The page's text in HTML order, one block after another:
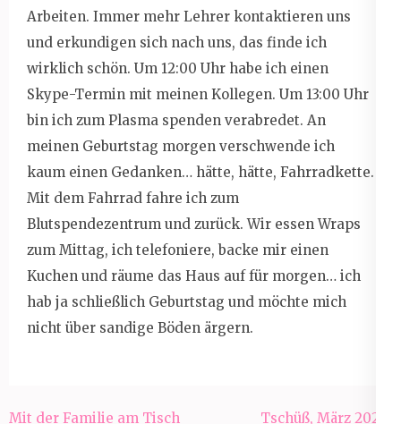
Arbeiten. Immer mehr Lehrer kontaktieren uns
und erkundigen sich nach uns, das finde ich
wirklich schön. Um 12:00 Uhr habe ich einen
Skype-Termin mit meinen Kollegen. Um 13:00 Uhr
bin ich zum Plasma spenden verabredet. An
meinen Geburtstag morgen verschwende ich
kaum einen Gedanken… hätte, hätte, Fahrradkette.
Mit dem Fahrrad fahre ich zum
Blutspendezentrum und zurück. Wir essen Wraps
zum Mittag, ich telefoniere, backe mir einen
Kuchen und räume das Haus auf für morgen… ich
hab ja schließlich Geburtstag und möchte mich
nicht über sandige Böden ärgern.
Beitragsnavigation
Mit der Familie am Tisch Tschüß, März 2020!